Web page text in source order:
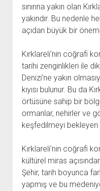
sınırına yakın olan
yakındır. Bu nedenle
açıdan büyük bir
Kırklareli’nin coğrafi
tarihi zenginlikleri ile
Denizi’ne yakın
kıyısı bulunur. Bu da
örtüsüne sahip bir
ormanlar, nehirler ve
keşfedilmeyi
Kırklareli’nin coğrafi
kültürel miras
Şehir, tarih boyunca
yapmış ve bu